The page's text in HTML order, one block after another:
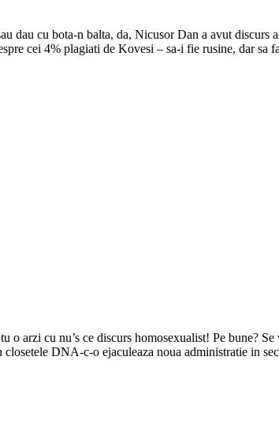
dau cu bota-n balta, da, Nicusor Dan a avut
cei 4% plagiati de Kovesi – sa-i fie rusine, dar sa
arzi cu nu’s ce discurs homosexualist! Pe bune?
DNA-c-o ejaculeaza noua administratie in